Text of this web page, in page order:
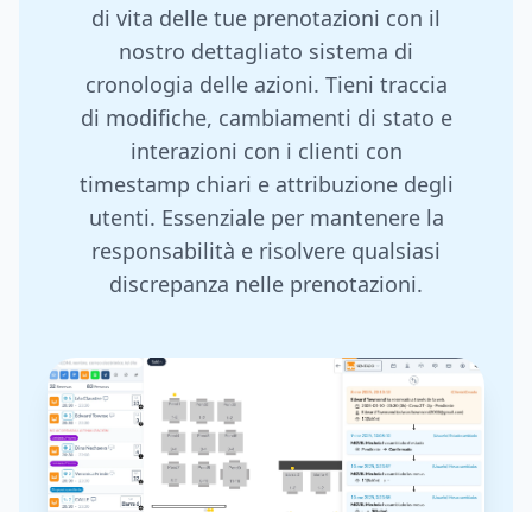
di vita delle tue prenotazioni con il
nostro dettagliato sistema di
cronologia delle azioni. Tieni traccia
di modifiche, cambiamenti di stato e
interazioni con i clienti con
timestamp chiari e attribuzione degli
utenti. Essenziale per mantenere la
responsabilità e risolvere qualsiasi
discrepanza nelle prenotazioni.